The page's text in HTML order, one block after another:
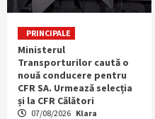
PRINCIPALE
Ministerul
Transporturilor caută o
nouă conducere pentru
CFR SA. Urmează selecția
și la CFR Călători
07/08/2026 Klara